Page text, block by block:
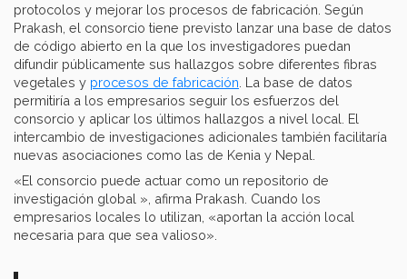
protocolos y mejorar los procesos de fabricación. Según
Prakash, el consorcio tiene previsto lanzar una base de datos
de código abierto en la que los investigadores puedan
difundir públicamente sus hallazgos sobre diferentes fibras
vegetales y procesos de fabricación . La base de datos
permitiría a los empresarios seguir los esfuerzos del
consorcio y aplicar los últimos hallazgos a nivel local. El
intercambio de investigaciones adicionales también facilitaría
nuevas asociaciones como las de Kenia y Nepal.
«El consorcio puede actuar como un repositorio de
investigación global », afirma Prakash. Cuando los
empresarios locales lo utilizan, «aportan la acción local
necesaria para que sea valioso».